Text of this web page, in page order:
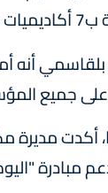
جهوية.
أكدت
مبادرة